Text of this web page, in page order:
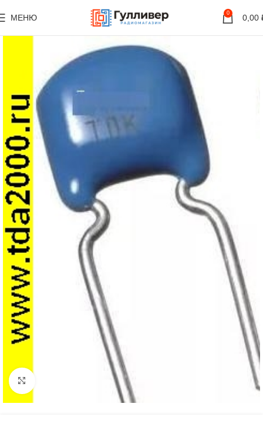
МЕНЮ 0 0,00
Нажмите, чтобы увеличить